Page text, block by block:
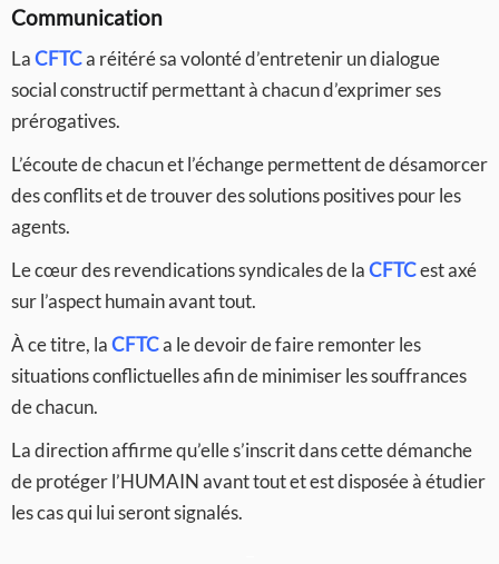
Communication
LaCFTCa réitéré sa volonté d’entretenir un dialogue
social constructif permettant à chacun d’exprimer ses
prérogatives.
L’écoute de chacun et l’échange permettent de désamorcer
des conflits et de trouver des solutions positives pour les
agents.
Le cœur des revendications syndicales de laCFTCest axé
sur l’aspect humain avant tout.
À ce titre, laCFTCa le devoir de faire remonter les
situations conflictuelles afin de minimiser les souffrances
de chacun.
La direction affirme qu’elle s’inscrit dans cette démanche
de protéger l’HUMAIN avant tout et est disposée à étudier
les cas qui lui seront signalés.